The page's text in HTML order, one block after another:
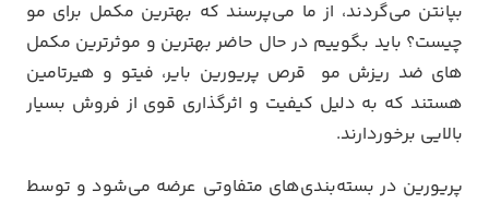
بپانتن می‌گردند، از ما می‌پرسند که بهترین مکمل برای مو
چیست؟ باید بگوییم در حال حاضر بهترین و موثرترین مکمل
های ضد ریزش مو قرص پریورین بایر، فیتو و هیرتامین
هستند که به دلیل کیفیت و اثرگذاری قوی از فروش بسیار
بالایی برخوردارند.
پریورین در بسته‌بندی‌های متفاوتی عرضه می‌شود و توسط